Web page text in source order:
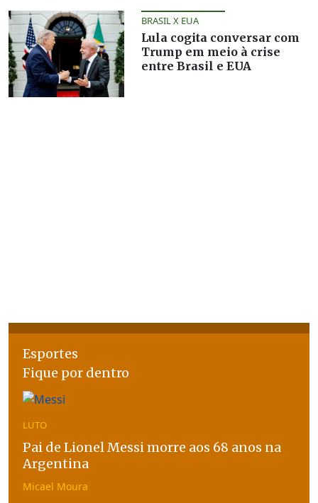
BRASIL X EUA
Lula cogita conversar com
Trump em meio à crise
entre Brasil e EUA
Esportes
Fique por dentro
LUTO
Pai de Lionel Messi morre aos 68 anos na
Argentina
Micael Moura